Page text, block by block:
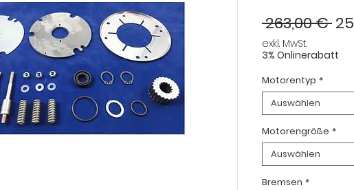
263,00 €
exkl. MwSt.
3% Onlinerabatt
Motorentyp *
Auswählen
Motorengröße *
Auswählen
Bremsen *